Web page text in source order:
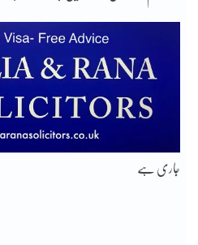
جاری ہے